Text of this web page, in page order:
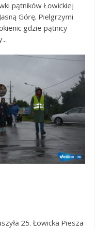
pątników Łowickiej
Górę. Pielgrzymi
gdzie pątnicy
25. Łowicka Piesza